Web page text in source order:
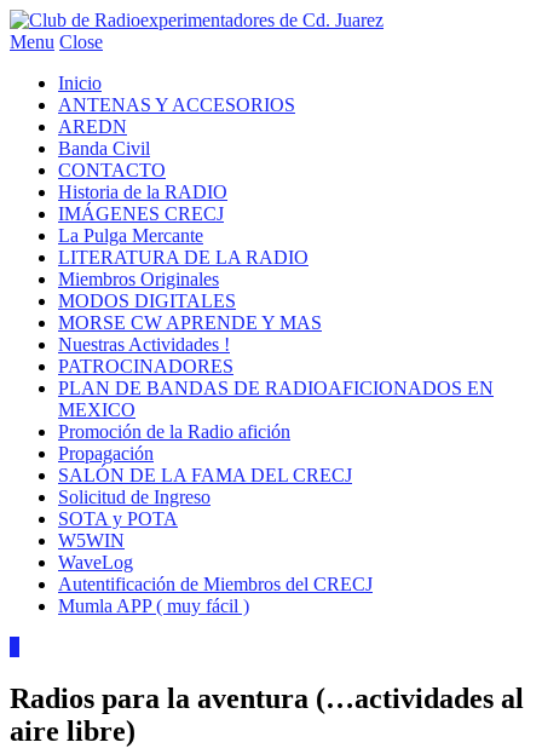
Menu Close
Inicio
ANTENAS Y ACCESORIOS
AREDN
Banda Civil
CONTACTO
Historia de la RADIO
IMÁGENES CRECJ
La Pulga Mercante
LITERATURA DE LA RADIO
Miembros Originales
MODOS DIGITALES
MORSE CW APRENDE Y MAS
Nuestras Actividades !
PATROCINADORES
PLAN DE BANDAS DE RADIOAFICIONADOS EN
MEXICO
Promoción de la Radio afición
Propagación
SALÓN DE LA FAMA DEL CRECJ
Solicitud de Ingreso
SOTA y POTA
W5WIN
WaveLog
Autentificación de Miembros del CRECJ
Mumla APP ( muy fácil )
Radios para la aventura (…actividades al
aire libre)